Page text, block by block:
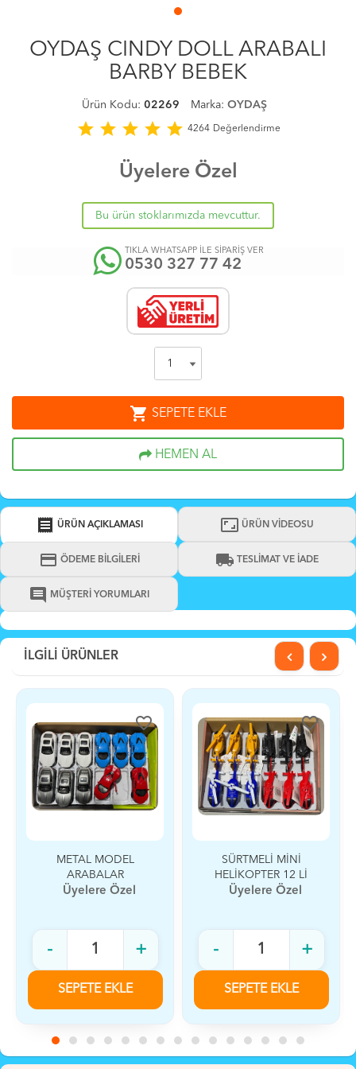
OYDAŞ CINDY DOLL ARABALI
BARBY BEBEK
Ürün Kodu: 02269 Marka: OYDAŞ
star star star star star 4264 Değerlendirme
Üyelere Özel
Bu ürün stoklarımızda mevcuttur.
TIKLA WHATSAPP İLE SİPARİŞ VER
0530 327 77 42
shopping_cart SEPETE EKLE
HEMEN AL
receipt ÜRÜN AÇIKLAMASI aspect_ratio ÜRÜN VİDEOSU
credit_card ÖDEME BİLGİLERİ local_shipping TESLİMAT VE İADE
comment MÜŞTERİ YORUMLARI
İLGİLİ ÜRÜNLER
favorite_border
METAL MODEL
ARABALAR
Üyelere Özel
- +
SEPETE EKLE
favorite_border
SÜRTMELİ MİNİ
HELİKOPTER 12 Lİ
Üyelere Özel
- +
SEPETE EKLE